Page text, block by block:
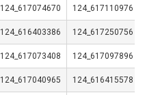
124_617074670 124_617110976
124_616403386 124_617250756
124_617073408 124_617097896
124_617040965 124_616415578